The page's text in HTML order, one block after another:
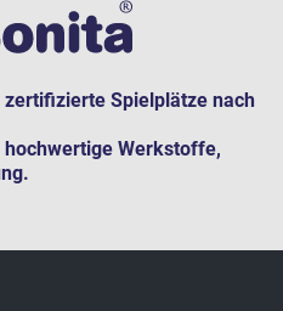
Spielplätze nach
Werkstoffe,